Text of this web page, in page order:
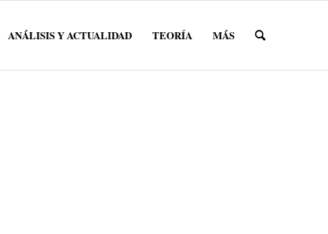
ANÁLISIS Y ACTUALIDAD TEORÍA MÁS